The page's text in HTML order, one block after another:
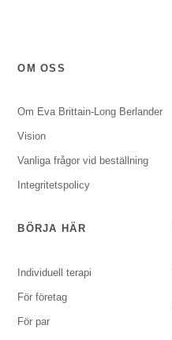
OM OSS
Om Eva Brittain-Long Berlander
Vision
Vanliga frågor vid beställning
Integritetspolicy
BÖRJA HÄR
Individuell terapi
För företag
För par